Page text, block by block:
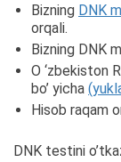
Bizning DNK
orqali.
Bizning DNK
O ‘zbekiston
bo’ yicha
Hisob raqam
DNK testini